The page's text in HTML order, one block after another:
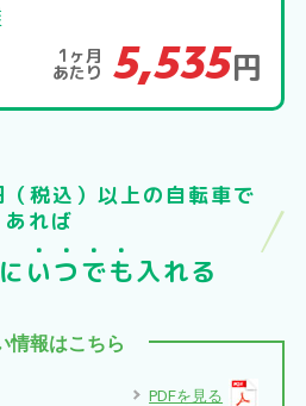
1ヶ月
あたり 5,535円
（税込）以上の自転車で
あれば
いつでも入れる
情報はこちら
PDFを見る